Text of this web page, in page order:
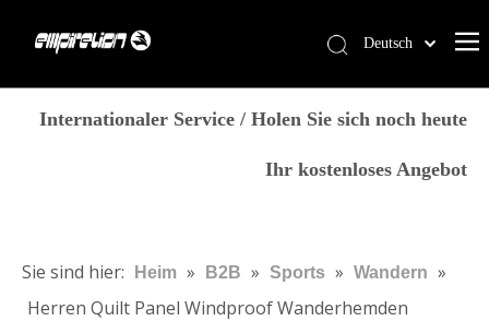
Blog
Kontaktiere uns
Deutsch
简体中文
Français
Português
Italiano
Internationaler Service / Holen Sie sich noch heute
Ihr kostenloses Angebot
Sie sind hier: Heim » B2B » Sports » Wandern »
Herren Quilt Panel Windproof Wanderhemden